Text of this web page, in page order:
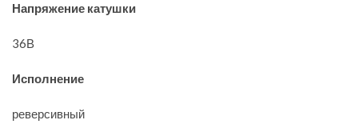
Напряжение катушки
36В
Исполнение
реверсивный